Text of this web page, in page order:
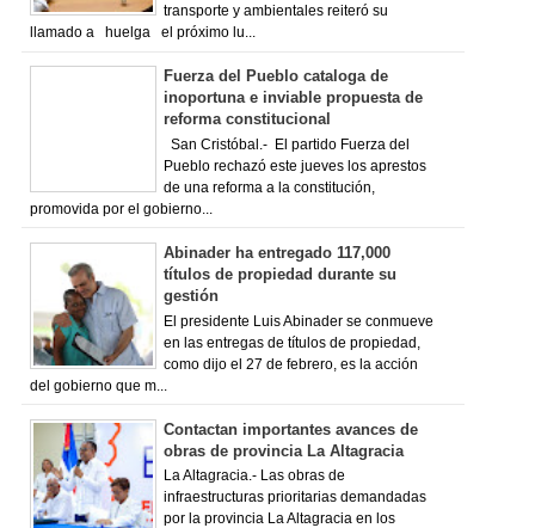
transporte y ambientales reiteró su
llamado a huelga el próximo lu...
Fuerza del Pueblo cataloga de
inoportuna e inviable propuesta de
reforma constitucional
San Cristóbal.- El partido Fuerza del
Pueblo rechazó este jueves los aprestos
de una reforma a la constitución,
promovida por el gobierno...
Abinader ha entregado 117,000
títulos de propiedad durante su
gestión
El presidente Luis Abinader se conmueve
en las entregas de títulos de propiedad,
como dijo el 27 de febrero, es la acción
del gobierno que m...
Contactan importantes avances de
obras de provincia La Altagracia
La Altagracia.- Las obras de
infraestructuras prioritarias demandadas
por la provincia La Altagracia en los